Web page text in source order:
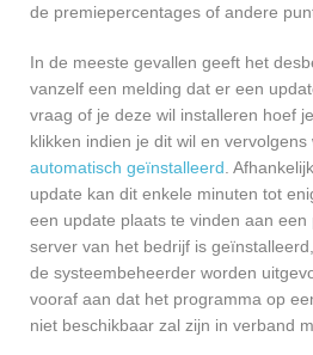
de premiepercentages of andere
In de meeste gevallen geeft het
vanzelf een melding dat er een
vraag of je deze wil installeren hoef
klikken indien je dit wil en
automatisch geïnstalleerd .
update kan dit enkele minuten tot
een update plaats te vinden aan
server van het bedrijf is
de systeembeheerder worden
vooraf aan dat het programma op
niet beschikbaar zal zijn in verband